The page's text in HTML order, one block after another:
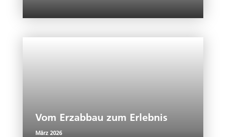
Vom Erzabbau zum Erlebnis
März 2026